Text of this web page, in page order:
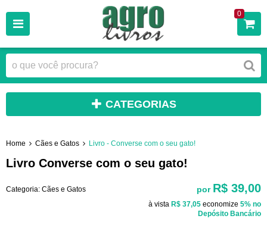
0
CATEGORIAS
Home Cães e Gatos Livro - Converse com o seu gato!
Livro Converse com o seu gato!
Categoria: Cães e Gatos por R$ 39,00
à vista R$ 37,05 economize 5% no
Depósito Bancário